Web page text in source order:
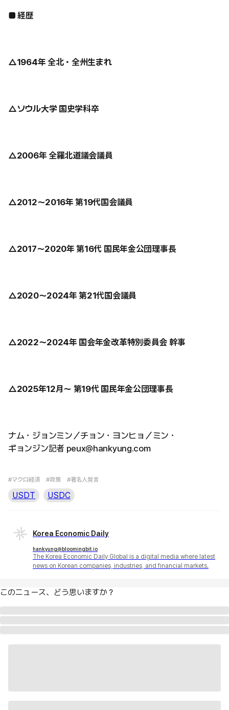
■ 経歴
△1964年 全北・全州生まれ
△ソウル大学 国史学科卒
△2006年 全羅北道議会議員
△2012〜2016年 第19代国会議員
△2017〜2020年 第16代 国民年金公団理事長
△2020〜2024年 第21代国会議員
△2022〜2024年 国会年金改革特別委員会 幹事
△2025年12月〜 第19代 国民年金公団理事長
ナム・ジョンミン／チョン・ヨンヒョ／ミン・
ギョンジン記者 peux@hankyung.com
#マクロ経済 #政策 #著名人発言
USDT USDC
Korea Economic Daily
hankyung@bloomingbit.io
The Korea Economic Daily Global is a digital media where latest
news on Korean companies, industries, and financial markets.
このニュース、どう思いますか？